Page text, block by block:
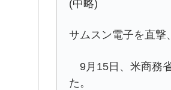
(中略)
サムスン電子を直撃
9月15日、米商務
た。